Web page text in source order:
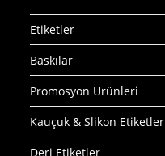
Etiketler
Baskılar
Promosyon Ürünleri
Kauçuk & Slikon Etiketler
Deri Etiketler